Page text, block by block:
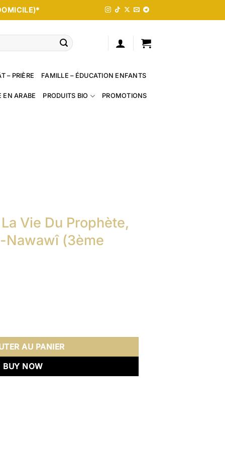
– PRIÈRE FAMILLE – ÉDUCATION ENFANTS
EN ARABE PRODUITS BIO PROMOTIONS
Vie Du Prophète,
Nawawî (3ème
Vie Du Prophète, De L' Imam An-Nawawî (3ème Édition)
AU PANIER
BUY NOW